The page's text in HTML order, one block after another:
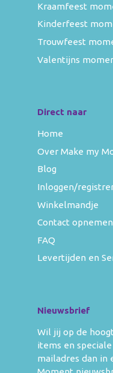
Kraamfeest
Kinderfeest
Trouwfeest
Valentijns
Direct naar
Home
Over Make my
Blog
Inloggen/
Winkelmandje
Contact opnemen
FAQ
Levertijden en
Nieuwsbrief
Wil jij op de
items en
mailadres dan in